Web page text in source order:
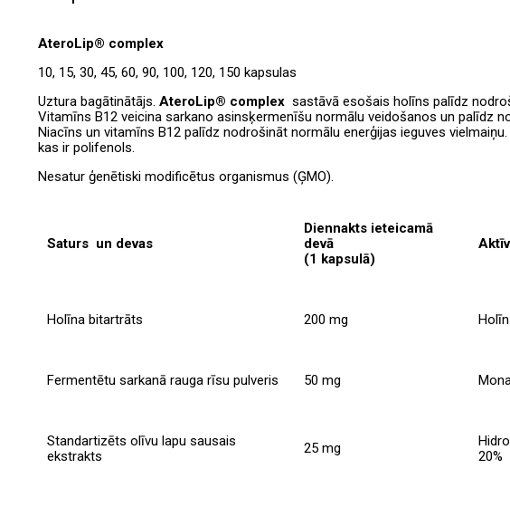
AteroLip® complex
10, 15, 30, 45, 60, 90, 100, 120, 150 kapsulas
Uztura bagātinātājs. AteroLip® complex sastāvā esošais holīns palīdz
Vitamīns B12 veicina sarkano asinsķermenīšu normālu veidošanos un palīdz
Niacīns un vitamīns B12 palīdz nodrošināt normālu enerģijas ieguves
kas ir polifenols.
Nesatur ģenētiski modificētus organismus (ĢMO).
Saturs un devas
Diennakts ieteicamā
devā
(1 kapsulā)
Holīna bitartrāts 200 mg
Fermentētu sarkanā rauga rīsu pulveris 50 mg
Standartizēts olīvu lapu sausais
ekstrakts
25 mg
20%